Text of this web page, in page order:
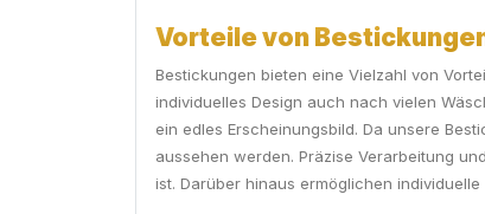
Vorteile von
Bestickungen bieten eine Vielzahl von
individuelles Design auch nach vielen
ein edles Erscheinungsbild. Da unsere
aussehen werden. Präzise Verarbeitung
ist. Darüber hinaus ermöglichen